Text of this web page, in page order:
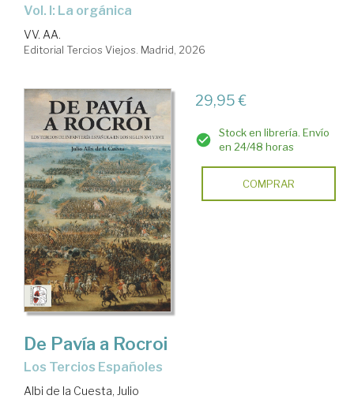
Vol. I: La orgánica
VV. AA.
Editorial Tercios Viejos. Madrid, 2026
29,95 €
Stock en librería. Envío
en 24/48 horas
COMPRAR
De Pavía a Rocroi
Los Tercios Españoles
Albi de la Cuesta, Julio